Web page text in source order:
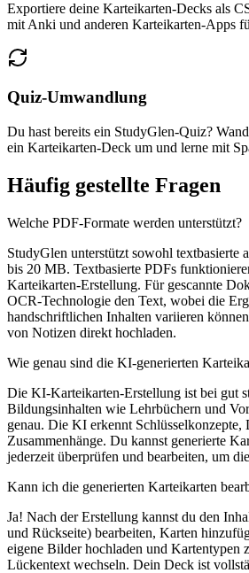
Exportiere deine Karteikarten-Decks als
mit Anki und anderen Karteikarten-Apps
Quiz-Umwandlung
Du hast bereits ein StudyGlen-Quiz?
ein Karteikarten-Deck um und lerne mit
Häufig gestellte Fragen
Welche PDF-Formate werden unterstützt?
StudyGlen unterstützt sowohl textbasierte
bis 20 MB. Textbasierte PDFs
Karteikarten-Erstellung. Für gescannte
OCR-Technologie den Text, wobei die
handschriftlichen Inhalten variieren
von Notizen direkt hochladen.
Wie genau sind die KI-generierten
Die KI-Karteikarten-Erstellung ist bei gut
Bildungsinhalten wie Lehrbüchern und
genau. Die KI erkennt Schlüsselkonzepte,
Zusammenhänge. Du kannst generierte
jederzeit überprüfen und bearbeiten, um
Kann ich die generierten Karteikarten
Ja! Nach der Erstellung kannst du den
und Rückseite) bearbeiten, Karten
eigene Bilder hochladen und Kartentypen
Lückentext wechseln. Dein Deck ist